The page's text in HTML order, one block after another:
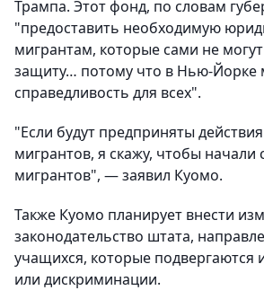
Трампа. Этот фонд, по словам
"предоставить необходимую
мигрантам, которые сами не
защиту… потому что в Нью-Йорке
справедливость для всех".
"Если будут предприняты
мигрантов, я скажу, чтобы начали
мигрантов", — заявил Куомо.
Также Куомо планирует внести
законодательство штата,
учащихся, которые подвергаются
или дискриминации.